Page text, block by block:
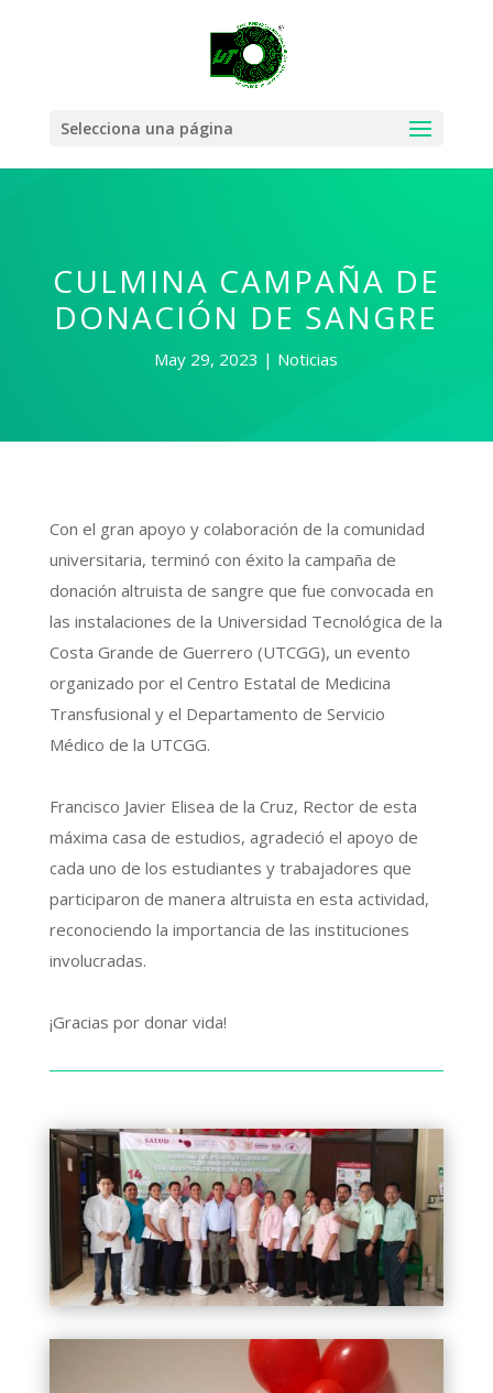
Selecciona una página
CULMINA CAMPAÑA DE
DONACIÓN DE SANGRE
May 29, 2023 Noticias
Con el gran apoyo y colaboración de la comunidad
universitaria, terminó con éxito la campaña de
donación altruista de sangre que fue convocada en
las instalaciones de la Universidad Tecnológica de la
Costa Grande de Guerrero (UTCGG), un evento
organizado por el Centro Estatal de Medicina
Transfusional y el Departamento de Servicio
Médico de la UTCGG.
Francisco Javier Elisea de la Cruz, Rector de esta
máxima casa de estudios, agradeció el apoyo de
cada uno de los estudiantes y trabajadores que
participaron de manera altruista en esta actividad,
reconociendo la importancia de las instituciones
involucradas.
¡Gracias por donar vida!